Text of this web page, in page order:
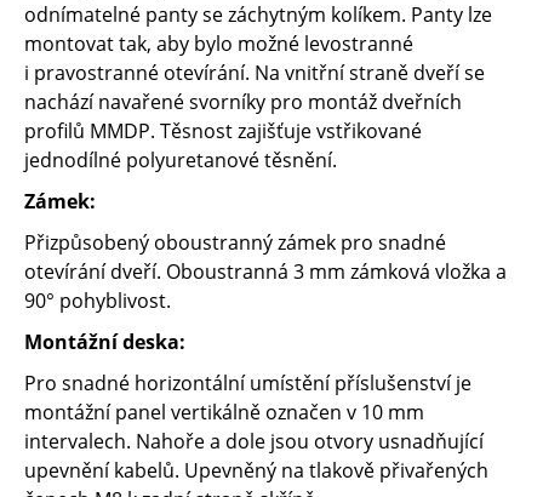
odnímatelné panty se záchytným kolíkem. Panty lze
montovat tak, aby bylo možné levostranné
i pravostranné otevírání. Na vnitřní straně dveří se
nachází navařené svorníky pro montáž dveřních
profilů MMDP. Těsnost zajišťuje vstřikované
jednodílné polyuretanové těsnění.
Zámek:
Přizpůsobený oboustranný zámek pro snadné
otevírání dveří. Oboustranná 3 mm zámková vložka a
90° pohyblivost.
Montážní deska:
Pro snadné horizontální umístění příslušenství je
montážní panel vertikálně označen v 10 mm
intervalech. Nahoře a dole jsou otvory usnadňující
upevnění kabelů. Upevněný na tlakově přivařených